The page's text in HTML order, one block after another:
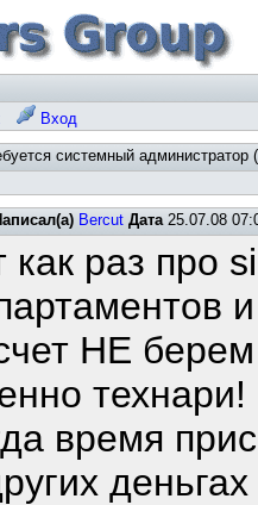
Вход
системный администратор
Bercut Дата25.07.08
как раз про
НЕ берем
технари!
время